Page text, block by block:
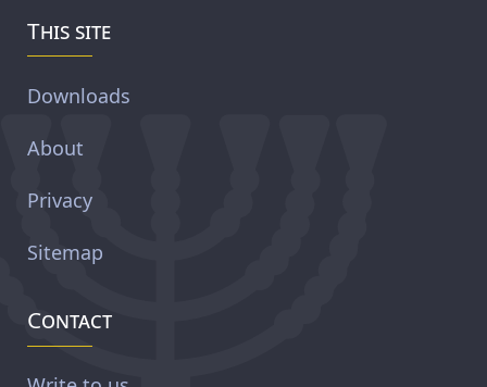
This site
Downloads
About
Privacy
Sitemap
Contact